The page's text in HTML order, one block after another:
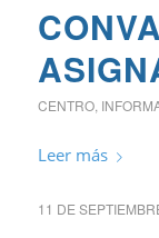
CENTRO,
Leer más
11 DE